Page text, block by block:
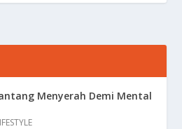
Menyerah Demi Mental